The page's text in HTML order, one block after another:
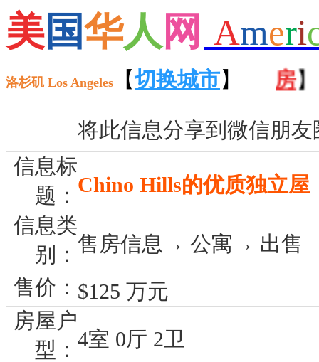
美国华人 网 Ameri
洛杉矶 Los Angeles 【切换城市】
招聘】 【租房】 【售房 】 【
将此信息分享到微信朋友
信息标
题： Chino Hills的优质独立屋
信息类
别： 售房信息→ 公寓→ 出售
售价： $125 万元
房屋户
型： 4室 0厅 2卫